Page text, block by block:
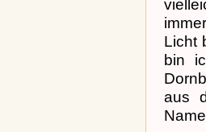
Licht
bin
aus